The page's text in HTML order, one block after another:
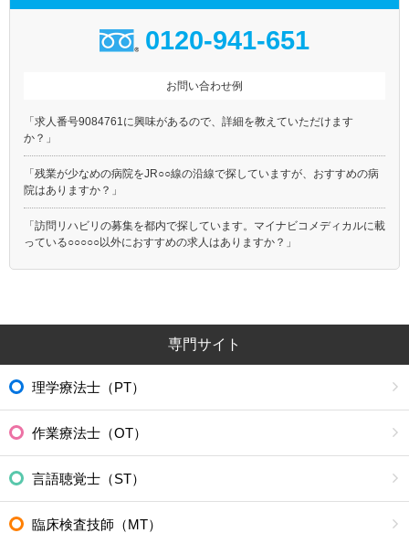
0120-941-651
お問い合わせ例
「求人番号9084761に興味があるので、詳細を教えていただけます
か？」
「残業が少なめの病院をJR○○線の沿線で探していますが、おすすめの病
院はありますか？」
「訪問リハビリの募集を都内で探しています。マイナビコメディカルに載
っている○○○○○以外におすすめの求人はありますか？」
専門サイト
理学療法士（PT）
作業療法士（OT）
言語聴覚士（ST）
臨床検査技師（MT）